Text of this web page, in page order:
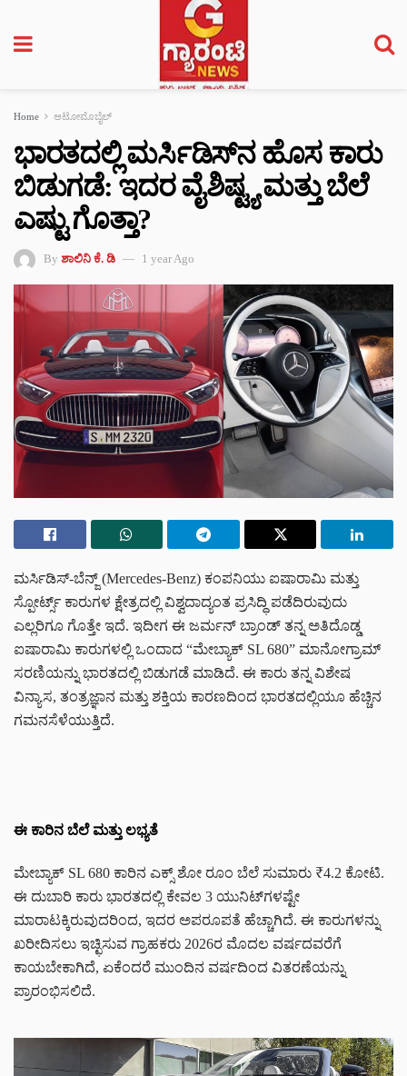
Home ಆಟೋಮೊಬೈಲ್
ಭಾರತದಲ್ಲಿ ಮರ್ಸಿಡಿಸ್‌ನ ಹೊಸ ಕಾರು
ಬಿಡುಗಡೆ: ಇದರ ವೈಶಿಷ್ಟ್ಯ ಮತ್ತು ಬೆಲೆ
ಎಷ್ಟು ಗೊತ್ತಾ?
By ಶಾಲಿನಿ ಕೆ. ಡಿ 1 year Ago
ಮರ್ಸಿಡಿಸ್-ಬೆನ್ಜ್ (Mercedes-Benz) ಕಂಪನಿಯು ಐಷಾರಾಮಿ ಮತ್ತು
ಸ್ಪೋರ್ಟ್ಸ್ ಕಾರುಗಳ ಕ್ಷೇತ್ರದಲ್ಲಿ ವಿಶ್ವದಾದ್ಯಂತ ಪ್ರಸಿದ್ಧಿ ಪಡೆದಿರುವುದು
ಎಲ್ಲರಿಗೂ ಗೊತ್ತೇ ಇದೆ. ಇದೀಗ ಈ ಜರ್ಮನ್ ಬ್ರಾಂಡ್ ತನ್ನ ಅತಿದೊಡ್ಡ
ಐಷಾರಾಮಿ ಕಾರುಗಳಲ್ಲಿ ಒಂದಾದ “ಮೇಬ್ಯಾಕ್ SL 680” ಮಾನೋಗ್ರಾಮ್
ಸರಣಿಯನ್ನು ಭಾರತದಲ್ಲಿ ಬಿಡುಗಡೆ ಮಾಡಿದೆ. ಈ ಕಾರು ತನ್ನ ವಿಶೇಷ
ವಿನ್ಯಾಸ, ತಂತ್ರಜ್ಞಾನ ಮತ್ತು ಶಕ್ತಿಯ ಕಾರಣದಿಂದ ಭಾರತದಲ್ಲಿಯೂ ಹೆಚ್ಚಿನ
ಗಮನಸೆಳೆಯುತ್ತಿದೆ.
ಈ ಕಾರಿನ ಬೆಲೆ ಮತ್ತು ಲಭ್ಯತೆ
ಮೇಬ್ಯಾಕ್ SL 680 ಕಾರಿನ ಎಕ್ಸ್ ಶೋ ರೂಂ ಬೆಲೆ ಸುಮಾರು ₹4.2 ಕೋಟಿ.
ಈ ದುಬಾರಿ ಕಾರು ಭಾರತದಲ್ಲಿ ಕೇವಲ 3 ಯುನಿಟ್‌ಗಳಷ್ಟೇ
ಮಾರಾಟಕ್ಕಿರುವುದರಿಂದ, ಇದರ ಅಪರೂಪತೆ ಹೆಚ್ಚಾಗಿದೆ. ಈ ಕಾರುಗಳನ್ನು
ಖರೀದಿಸಲು ಇಚ್ಛಿಸುವ ಗ್ರಾಹಕರು 2026ರ ಮೊದಲ ವರ್ಷದವರೆಗೆ
ಕಾಯಬೇಕಾಗಿದೆ, ಏಕೆಂದರೆ ಮುಂದಿನ ವರ್ಷದಿಂದ ವಿತರಣೆಯನ್ನು
ಪ್ರಾರಂಭಿಸಲಿದೆ.